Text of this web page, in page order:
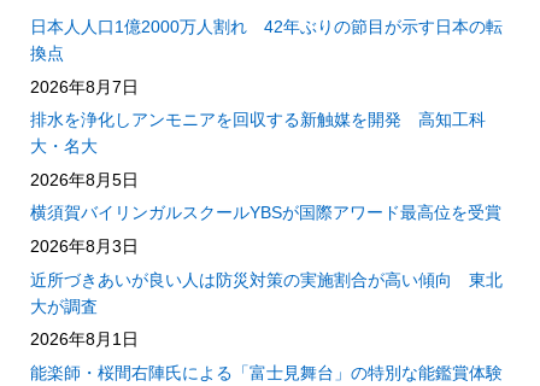
日本人人口1億2000万人割れ 42年ぶりの節目が示す日本の転
換点
2026年8月7日
排水を浄化しアンモニアを回収する新触媒を開発 高知工科
大・名大
2026年8月5日
横須賀バイリンガルスクールYBSが国際アワード最高位を受賞
2026年8月3日
近所づきあいが良い人は防災対策の実施割合が高い傾向 東北
大が調査
2026年8月1日
能楽師・桜間右陣氏による「富士見舞台」の特別な能鑑賞体験